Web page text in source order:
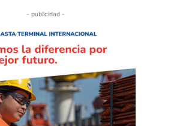
- publicidad -